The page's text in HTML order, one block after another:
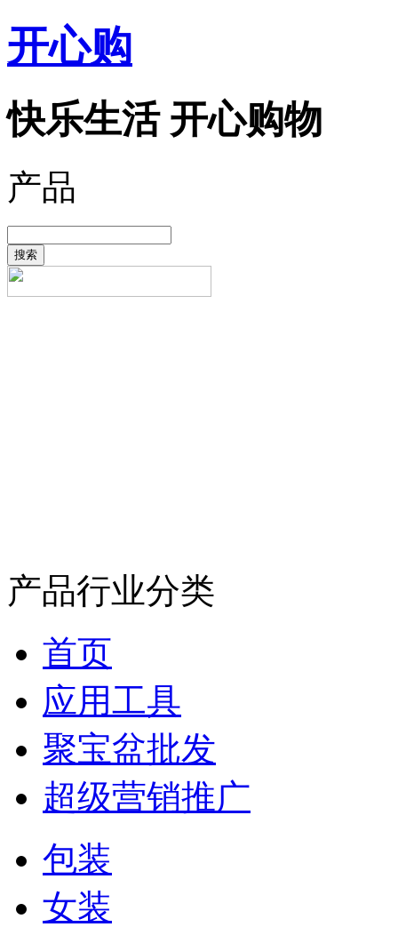
开心购
快乐生活 开心购物
产品
搜索
产品行业分类
首页
应用工具
聚宝盆批发
超级营销推广
包装
女装